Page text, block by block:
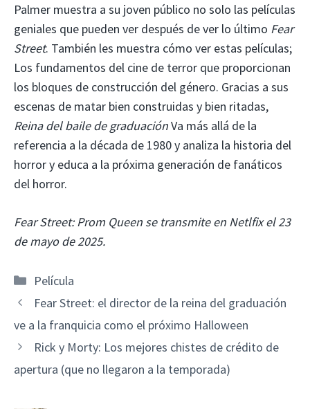
Palmer muestra a su joven público no solo las películas
geniales que pueden ver después de ver lo último Fear
Street. También les muestra cómo ver estas películas;
Los fundamentos del cine de terror que proporcionan
los bloques de construcción del género. Gracias a sus
escenas de matar bien construidas y bien ritadas,
Reina del baile de graduaciónVa más allá de la
referencia a la década de 1980 y analiza la historia del
horror y educa a la próxima generación de fanáticos
del horror.
Fear Street: Prom Queen se transmite en Netlfix el 23
de mayo de 2025.
Categorías
Película
Fear Street: el director de la reina del graduación
ve a la franquicia como el próximo Halloween
Rick y Morty: Los mejores chistes de crédito de
apertura (que no llegaron a la temporada)